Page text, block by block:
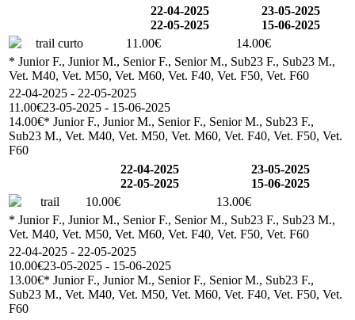
22-04-2025
22-05-2025
23-05-2025
15-06-2025
trail curto
11.00€
14.00€
* Junior F., Junior M., Senior F., Senior M., Sub23 F., Sub23 M.,
Vet. M40, Vet. M50, Vet. M60, Vet. F40, Vet. F50, Vet. F60
22-04-2025 - 22-05-2025
11.00€23-05-2025 - 15-06-2025
14.00€* Junior F., Junior M., Senior F., Senior M., Sub23 F.,
Sub23 M., Vet. M40, Vet. M50, Vet. M60, Vet. F40, Vet. F50, Vet.
F60
22-04-2025
22-05-2025
23-05-2025
15-06-2025
trail
10.00€
13.00€
* Junior F., Junior M., Senior F., Senior M., Sub23 F., Sub23 M.,
Vet. M40, Vet. M50, Vet. M60, Vet. F40, Vet. F50, Vet. F60
22-04-2025 - 22-05-2025
10.00€23-05-2025 - 15-06-2025
13.00€* Junior F., Junior M., Senior F., Senior M., Sub23 F.,
Sub23 M., Vet. M40, Vet. M50, Vet. M60, Vet. F40, Vet. F50, Vet.
F60